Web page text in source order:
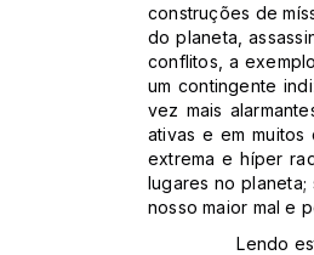
construções de
do planeta,
conflitos, a
um contingente
vez mais
ativas e em muitos
extrema e híper
lugares no
nosso maior mal e
Lendo